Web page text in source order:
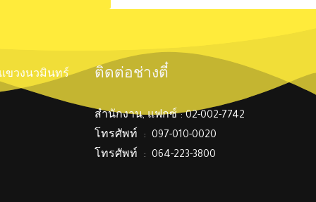
แขวงนวมินทร์ ติดต่อช่างตี๋
สำนักงาน, แฟกซ์ : 02-002-7742
โทรศัพท์ : 097-010-0020
โทรศัพท์ : 064-223-3800